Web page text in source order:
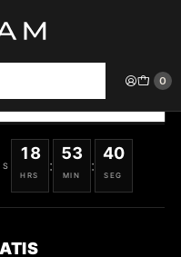
0
VER OFERTAS
18
HRS
:
53
MIN
:
40
SEG